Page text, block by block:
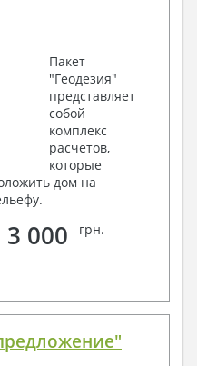
Пакет
"Геодезия"
представляет
собой
комплекс
расчетов,
которые
дом на
3 000 грн.